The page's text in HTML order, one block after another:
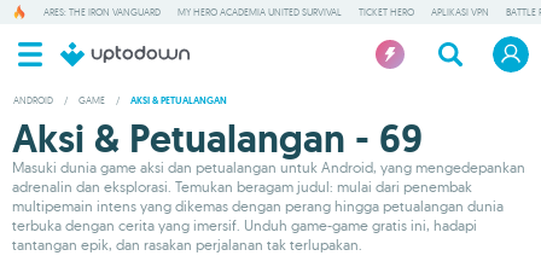
ARES: THE IRON VANGUARD MY HERO ACADEMIA UNITED SURVIVAL TICKET HERO APLIKASI VPN BATTLE
ANDROID / GAME / AKSI & PETUALANGAN
Aksi & Petualangan - 69
Masuki dunia game aksi dan petualangan untuk Android, yang mengedepankan
adrenalin dan eksplorasi. Temukan beragam judul: mulai dari penembak
multipemain intens yang dikemas dengan perang hingga petualangan dunia
terbuka dengan cerita yang imersif. Unduh game-game gratis ini, hadapi
tantangan epik, dan rasakan perjalanan tak terlupakan.